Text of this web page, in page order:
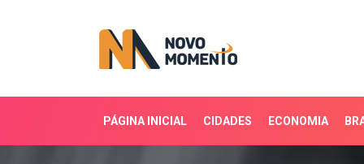
PÁGINA INICIAL CIDADES ECONOMIA